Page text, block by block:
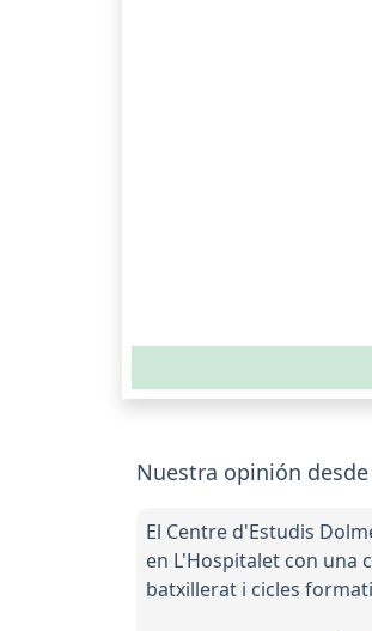
Nuestra opinión
El Centre d'Estudis
en L'Hospitalet con una
batxillerat i cicles